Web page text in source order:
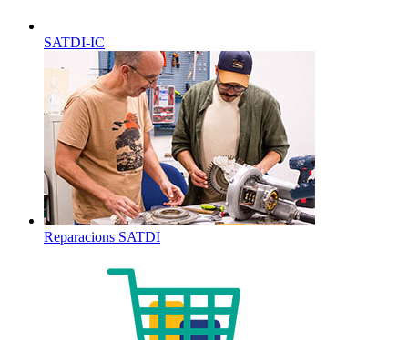
SATDI-IC
Reparacions SATDI